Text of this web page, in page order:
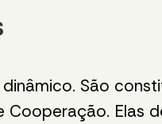
São
Elas